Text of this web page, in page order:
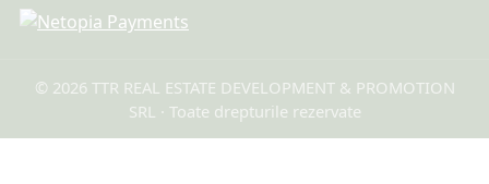
© 2026 TTR REAL ESTATE DEVELOPMENT & PROMOTION
SRL · Toate drepturile rezervate